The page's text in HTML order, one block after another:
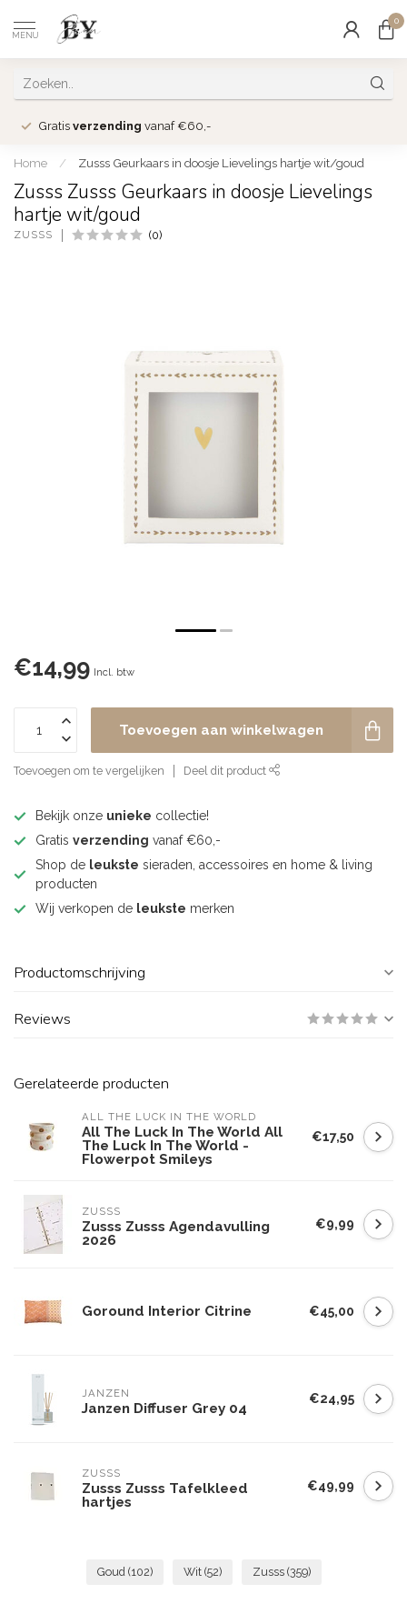
MENU
0
Gratis verzending vanaf €60,-
Home / Zusss Geurkaars in doosje Lievelings hartje wit/goud
Zusss Zusss Geurkaars in doosje Lievelings
hartje wit/goud
ZUSSS (0)
€14,99 Incl. btw
Toevoegen aan winkelwagen
Toevoegen om te vergelijken Deel dit product
Bekijk onze unieke collectie!
Gratis verzending vanaf €60,-
Shop de leukste sieraden, accessoires en home & living
producten
Wij verkopen de leukste merken
Productomschrijving
Reviews
Gerelateerde producten
ALL THE LUCK IN THE WORLD
All The Luck In The World All
The Luck In The World -
Flowerpot Smileys
€17,50
ZUSSS
Zusss Zusss Agendavulling
2026
€9,99
Goround Interior Citrine €45,00
JANZEN
Janzen Diffuser Grey 04
€24,95
ZUSSS
Zusss Zusss Tafelkleed
hartjes
€49,99
Goud (102) Wit (52) Zusss (359)